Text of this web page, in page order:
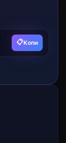
📋Копи